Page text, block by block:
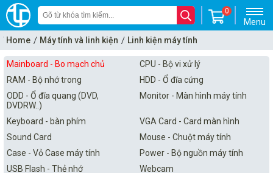
Menu
0
Home Máy tính và linh kiện
Linh kiện máy tính
Mainboard - Bo mạch chủ
Mainboard - Bo mạch chủ
CPU - Bộ vi xử lý
RAM - Bộ nhớ trong
HDD - Ổ đĩa cứng
ODD - Ổ đĩa quang (DVD,
DVDRW..)
Monitor - Màn hình máy tính
Keyboard - bàn phím
VGA Card - Card màn hình
Sound Card
Mouse - Chuột máy tính
Case - Vỏ Case máy tính
Power - Bộ nguồn máy tính
USB Flash - Thẻ nhớ
Webcam